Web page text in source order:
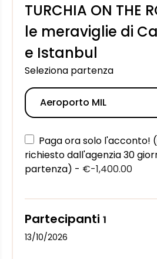
TURCHIA ON THE
le meraviglie di
e Istanbul
Seleziona partenza
Paga ora solo l'acconto!
richiesto dall'agenzia 30
partenza) - €-1,400.00
Partecipanti 1
13/10/2026